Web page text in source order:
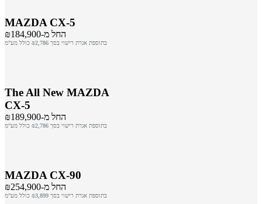
MAZDA CX-5
החל מ-₪184,900
בתוספת אגרת רישוי בסך ₪2,786 כולל מע"מ
The All New MAZDA
CX-5
החל מ-₪189,900
בתוספת אגרת רישוי בסך ₪2,786 כולל מע"מ
MAZDA CX-90
החל מ-₪254,900
בתוספת אגרת רישוי בסך ₪3,899 כולל מע"מ